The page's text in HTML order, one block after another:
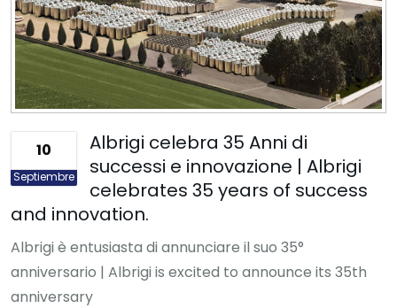
10
Septiembre
Albrigi celebra 35 Anni di
successi e innovazione | Albrigi
celebrates 35 years of success
and innovation.
Albrigi è entusiasta di annunciare il suo 35°
anniversario | Albrigi is excited to announce its 35th
anniversary